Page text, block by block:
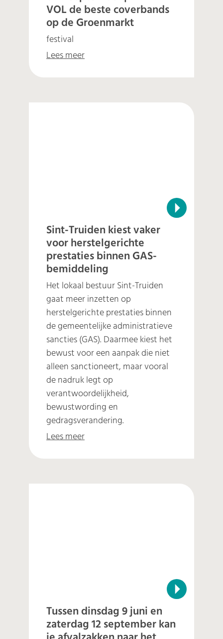
VOL de beste coverbands
op de Groenmarkt
festival
Lees meer
Sint-Truiden kiest vaker
voor herstelgerichte
prestaties binnen GAS-
bemiddeling
Het lokaal bestuur Sint-Truiden
gaat meer inzetten op
herstelgerichte prestaties binnen
de gemeentelijke administratieve
sancties (GAS). Daarmee kiest het
bewust voor een aanpak die niet
alleen sanctioneert, maar vooral
de nadruk legt op
verantwoordelijkheid,
bewustwording en
gedragsverandering.
Lees meer
Tussen dinsdag 9 juni en
zaterdag 12 september kan